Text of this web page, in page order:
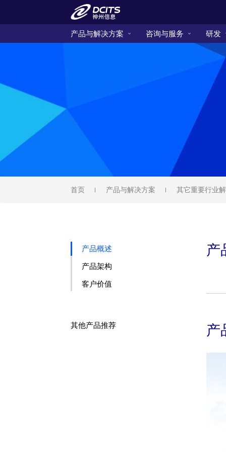
产品与解决方案 咨询与服务 研发
首页 产品与解决方案 其它重要行业
产
产
产品概述
产品架构
客户价值
其他产品推荐